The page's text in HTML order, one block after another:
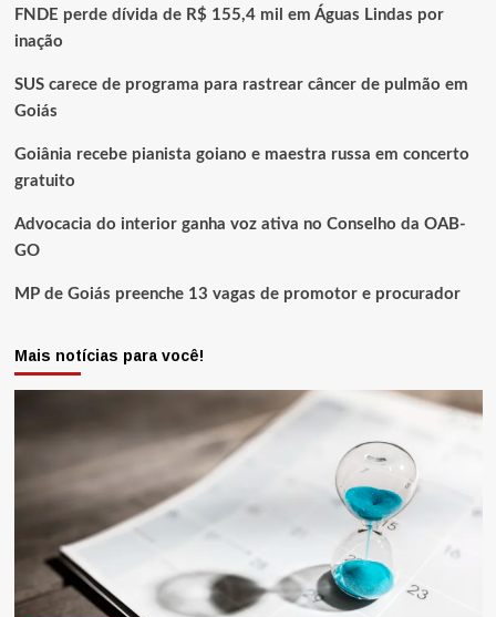
FNDE perde dívida de R$ 155,4 mil em Águas Lindas por
inação
SUS carece de programa para rastrear câncer de pulmão em
Goiás
Goiânia recebe pianista goiano e maestra russa em concerto
gratuito
Advocacia do interior ganha voz ativa no Conselho da OAB-
GO
MP de Goiás preenche 13 vagas de promotor e procurador
Mais notícias para você!